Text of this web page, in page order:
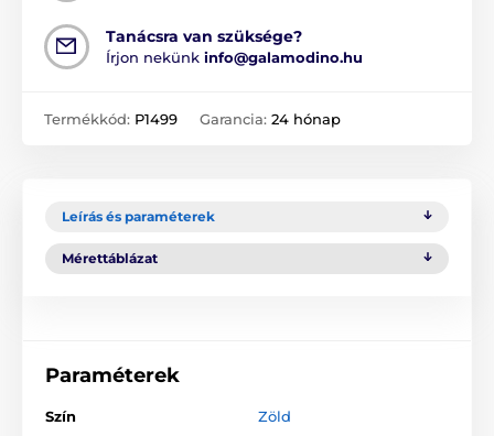
Tanácsra van szüksége?
Írjon nekünk info@galamodino.hu
Termékkód: P1499 Garancia: 24 hónap
Leírás és paraméterek
Mérettáblázat
Paraméterek
Szín Zöld